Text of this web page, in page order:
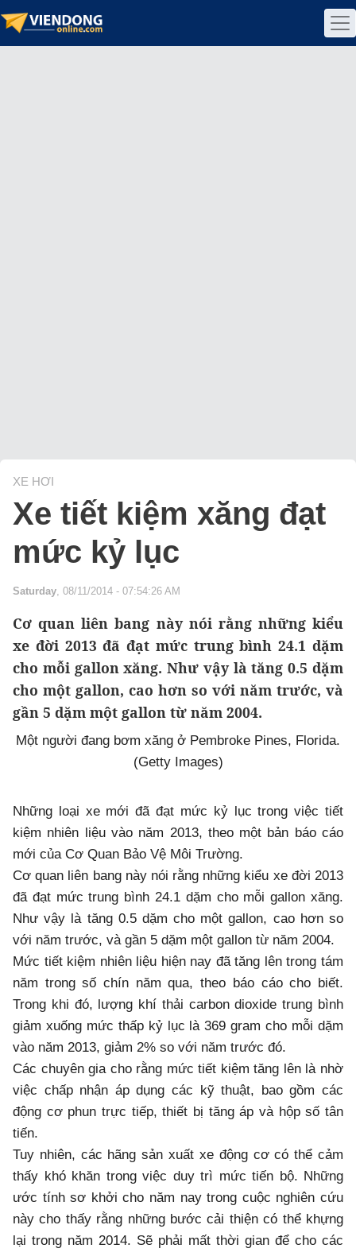
XE HƠI
Xe tiết kiệm xăng đạt
mức kỷ lục
Saturday, 08/11/2014 - 07:54:26 AM
Cơ quan liên bang này nói rằng những kiểu
xe đời 2013 đã đạt mức trung bình 24.1 dặm
cho mỗi gallon xăng. Như vậy là tăng 0.5 dặm
cho một gallon, cao hơn so với năm trước, và
gần 5 dặm một gallon từ năm 2004.
Một người đang bơm xăng ở Pembroke Pines, Florida.
(Getty Images)
Những loại xe mới đã đạt mức kỷ lục trong việc tiết
kiệm nhiên liệu vào năm 2013, theo một bản báo cáo
mới của Cơ Quan Bảo Vệ Môi Trường.
Cơ quan liên bang này nói rằng những kiểu xe đời 2013
đã đạt mức trung bình 24.1 dặm cho mỗi gallon xăng.
Như vậy là tăng 0.5 dặm cho một gallon, cao hơn so
với năm trước, và gần 5 dặm một gallon từ năm 2004.
Mức tiết kiệm nhiên liệu hiện nay đã tăng lên trong tám
năm trong số chín năm qua, theo báo cáo cho biết.
Trong khi đó, lượng khí thải carbon dioxide trung bình
giảm xuống mức thấp kỷ lục là 369 gram cho mỗi dặm
vào năm 2013, giảm 2% so với năm trước đó.
Các chuyên gia cho rằng mức tiết kiệm tăng lên là nhờ
việc chấp nhận áp dụng các kỹ thuật, bao gồm các
động cơ phun trực tiếp, thiết bị tăng áp và hộp số tân
tiến.
Tuy nhiên, các hãng sản xuất xe động cơ có thể cảm
thấy khó khăn trong việc duy trì mức tiến bộ. Những
ước tính sơ khởi cho năm nay trong cuộc nghiên cứu
này cho thấy rằng những bước cải thiện có thể khựng
lại trong năm 2014. Sẽ phải mất thời gian để cho các